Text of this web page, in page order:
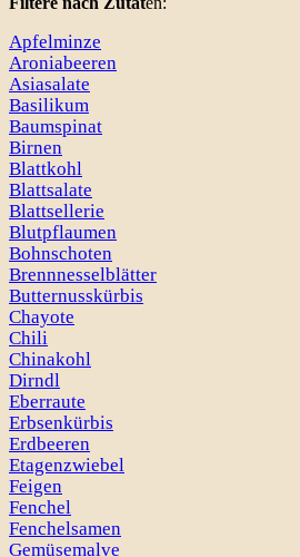
Apfelminze
Aroniabeeren
Asiasalate
Basilikum
Baumspinat
Birnen
Blattkohl
Blattsalate
Blattsellerie
Blutpflaumen
Bohnschoten
Brennnesselblätter
Butternusskürbis
Chayote
Chili
Chinakohl
Dirndl
Eberraute
Erbsenkürbis
Erdbeeren
Etagenzwiebel
Feigen
Fenchel
Fenchelsamen
Gemüsemalve